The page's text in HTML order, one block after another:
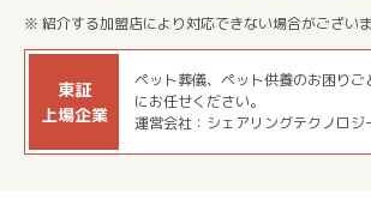
※ 紹介する加盟店により対応できない場合がございま
東証
上場企業
ペット葬儀、ペット供養のお困りご
にお任せください。
運営会社：シェアリングテクノロジ